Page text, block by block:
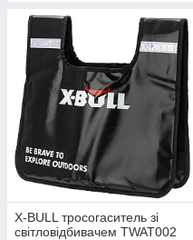
X-BULL тросогаситель зі
світловідбивачем TWAT002